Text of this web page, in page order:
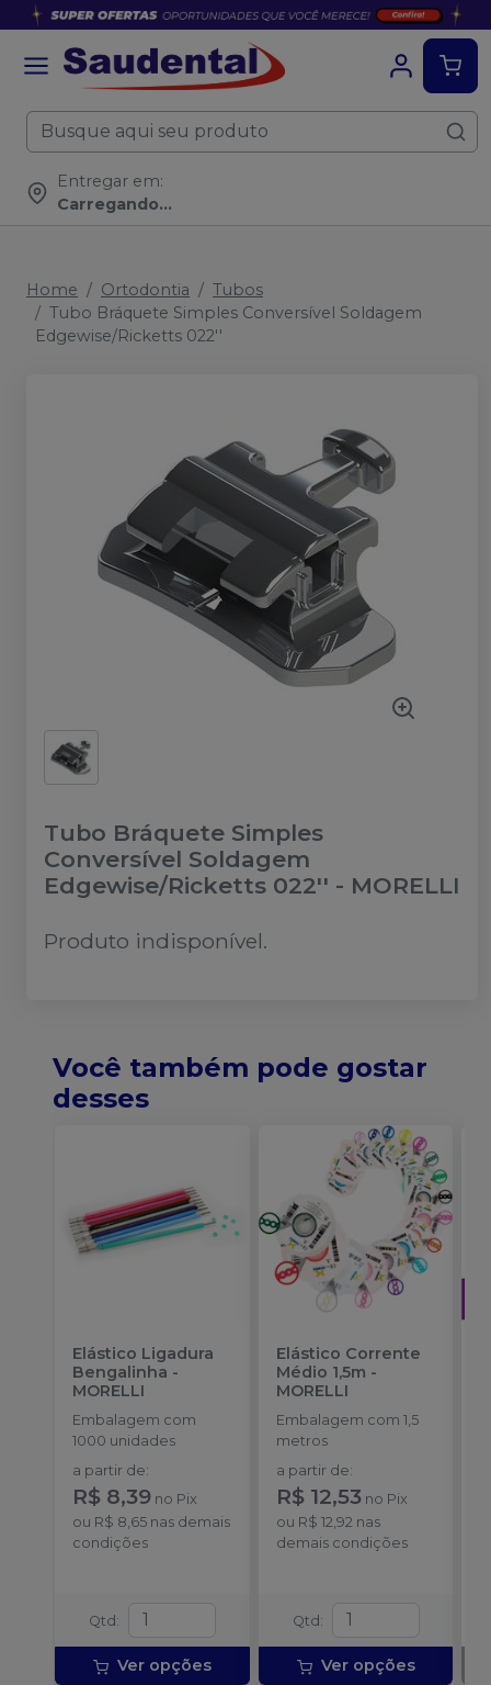
Entregar em:
Carregando...
Home Ortodontia
Tubos
Tubo Bráquete Simples Conversível Soldagem
Edgewise/Ricketts 022''
Tubo Bráquete Simples
Conversível Soldagem
Edgewise/Ricketts 022'' - MORELLI
Produto indisponível.
Você também pode gostar
desses
Elástico Ligadura
Bengalinha -
MORELLI
Embalagem com
1000 unidades
a partir de:
R$ 8,39 no Pix
ou R$ 8,65 nas demais
condições
Qtd :
Ver opções
Elástico Corrente
Médio 1,5m -
MORELLI
Embalagem com 1,5
metros
a partir de:
R$ 12,53 no Pix
ou R$ 12,92 nas
demais condições
Qtd :
Ver opções